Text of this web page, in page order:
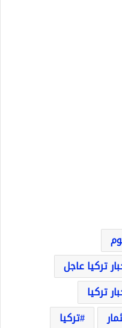
تركيا عاجل
تركيا
تركيا